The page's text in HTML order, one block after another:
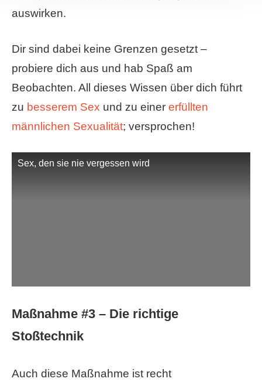
auswirken.
Dir sind dabei keine Grenzen gesetzt –
probiere dich aus und hab Spaß am
Beobachten. All dieses Wissen über dich führt
zu besserem Sex und zu einer erfüllten
männlichen Sexualität; versprochen!
Sex, den sie nie vergessen wird
Maßnahme #3 – Die richtige
Stoßtechnik
Auch diese Maßnahme ist recht